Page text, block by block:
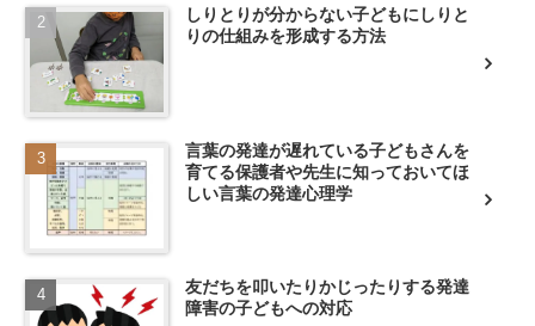
しりとりが分からない子どもにしりと
りの仕組みを形成する方法
言葉の発達が遅れている子どもさんを
育てる保護者や先生に知っておいてほ
しい言葉の発達心理学
友だちを叩いたりかじったりする発達
障害の子どもへの対応